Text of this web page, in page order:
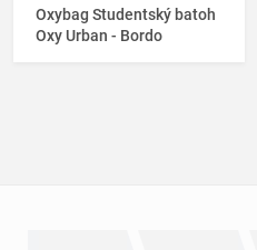
Oxybag Studentský batoh
Oxy Urban - Bordo